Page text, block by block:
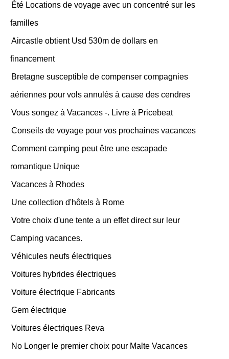
Été Locations de voyage avec un concentré sur les
familles
Aircastle obtient Usd 530m de dollars en
financement
Bretagne susceptible de compenser compagnies
aériennes pour vols annulés à cause des cendres
Vous songez à Vacances -. Livre à Pricebeat
Conseils de voyage pour vos prochaines vacances
Comment camping peut être une escapade
romantique Unique
Vacances à Rhodes
Une collection d'hôtels à Rome
Votre choix d'une tente a un effet direct sur leur
Camping vacances.
Véhicules neufs électriques
Voitures hybrides électriques
Voiture électrique Fabricants
Gem électrique
Voitures électriques Reva
No Longer le premier choix pour Malte Vacances